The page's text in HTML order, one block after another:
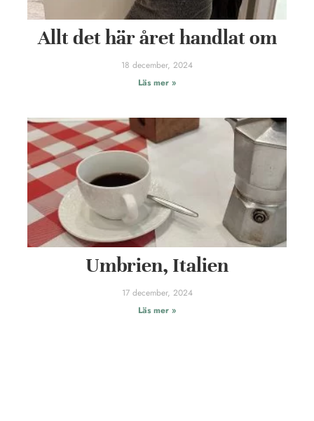
Allt det här året handlat om
18 december, 2024
Läs mer »
Umbrien, Italien
17 december, 2024
Läs mer »